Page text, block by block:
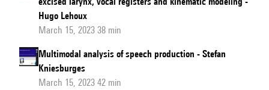
Hugo Lehoux
March 15, 2023 38 min
Multimodal analysis of speech production - Stefan
Kniesburges
March 15, 2023 42 min